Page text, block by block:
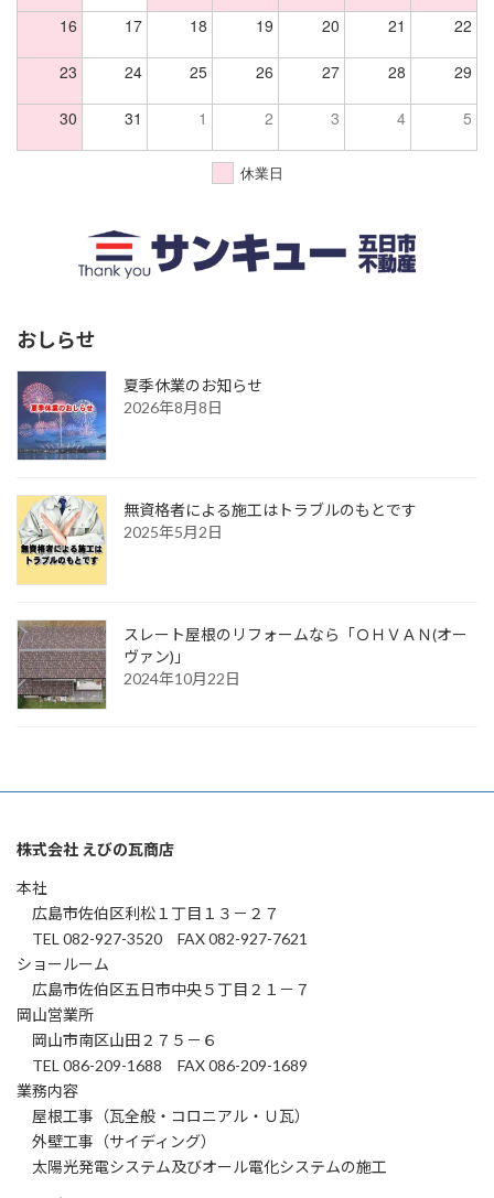
16 17 18 19 20 21 22
23 24 25 26 27 28 29
30 31 1 2 3 4 5
休業日
おしらせ
夏季休業のお知らせ
2026年8月8日
無資格者による施工はトラブルのもとです
2025年5月2日
スレート屋根のリフォームなら「ＯＨＶＡＮ(オー
ヴァン)」
2024年10月22日
株式会社 えびの瓦商店
本社
広島市佐伯区利松１丁目１３－２７
TEL 082-927-3520 FAX 082-927-7621
ショールーム
広島市佐伯区五日市中央５丁目２１－７
岡山営業所
岡山市南区山田２７５－６
TEL 086-209-1688 FAX 086-209-1689
業務内容
屋根工事（瓦全般・コロニアル・Ｕ瓦）
外壁工事（サイディング）
太陽光発電システム及びオール電化システムの施工